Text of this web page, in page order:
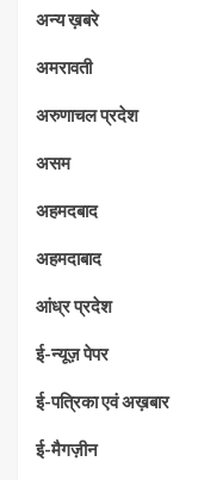
अन्य ख़बरे
अमरावती
अरुणाचल प्रदेश
असम
अहमदबाद
अहमदाबाद
आंध्र प्रदेश
ई-न्यूज़ पेपर
ई-पत्रिका एवं अख़बार
ई-मैगज़ीन